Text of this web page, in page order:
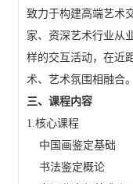
致力于构建高端艺术
家、资深艺术行业从
样的交互活动，在近
术、艺术氛围相融合。
三、课程内容
1.核心课程
中国画鉴定基础
书法鉴定概论